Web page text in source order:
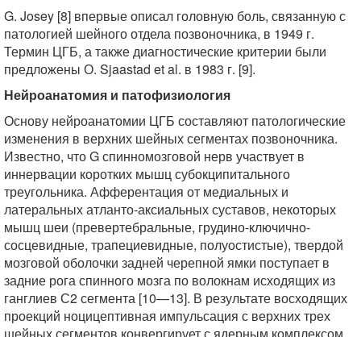
G. Josey [8] впервые описал головную боль, связанную с
патологией шейного отдела позвоночника, в 1949 г.
Термин ЦГБ, а также диагностические критерии были
предложены О. Sjaastad et al. в 1983 г. [9].
Нейроанатомия и патофизиология
Основу нейроанатомии ЦГБ составляют патологические
изменения в верхних шейных сегментах позвоночника.
Известно, что G спинномозговой нерв участвует в
иннервации коротких мышц субокципитального
треугольника. Афферентация от медиальных и
латеральных атланто-аксиальных суставов, некоторых
мышц шеи (превертебральные, грудино-ключично-
сосцевидные, трапециевидные, полуостистые), твердой
мозговой оболочки задней черепной ямки поступает в
задние рога спинного мозга по волокнам исходящих из
ганглиев С2 сегмента [10—13]. В результате восходящих
проекций ноцицептивная импульсация с верхних трех